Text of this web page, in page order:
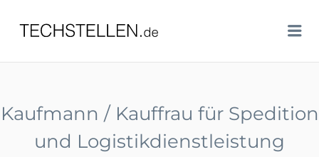
TECHSTELLEN.DE
Kaufmann / Kauffrau für Spedition
und Logistikdienstleistung